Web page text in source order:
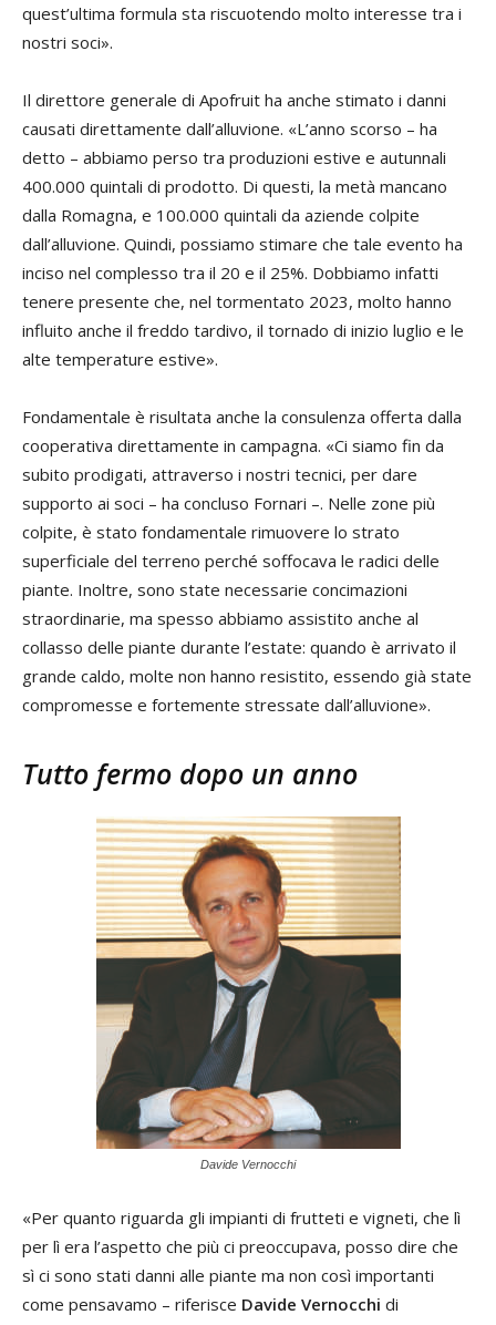
quest’ultima formula sta riscuotendo molto interesse tra i
nostri soci».
Il direttore generale di Apofruit ha anche stimato i danni
causati direttamente dall’alluvione. «L’anno scorso – ha
detto – abbiamo perso tra produzioni estive e autunnali
400.000 quintali di prodotto. Di questi, la metà mancano
dalla Romagna, e 100.000 quintali da aziende colpite
dall’alluvione. Quindi, possiamo stimare che tale evento ha
inciso nel complesso tra il 20 e il 25%. Dobbiamo infatti
tenere presente che, nel tormentato 2023, molto hanno
influito anche il freddo tardivo, il tornado di inizio luglio e le
alte temperature estive».
Fondamentale è risultata anche la consulenza offerta dalla
cooperativa direttamente in campagna. «Ci siamo fin da
subito prodigati, attraverso i nostri tecnici, per dare
supporto ai soci – ha concluso Fornari –. Nelle zone più
colpite, è stato fondamentale rimuovere lo strato
superficiale del terreno perché soffocava le radici delle
piante. Inoltre, sono state necessarie concimazioni
straordinarie, ma spesso abbiamo assistito anche al
collasso delle piante durante l’estate: quando è arrivato il
grande caldo, molte non hanno resistito, essendo già state
compromesse e fortemente stressate dall’alluvione».
Tutto fermo dopo un anno
Davide Vernocchi
«Per quanto riguarda gli impianti di frutteti e vigneti, che lì
per lì era l’aspetto che più ci preoccupava, posso dire che
sì ci sono stati danni alle piante ma non così importanti
come pensavamo – riferisce Davide Vernocchi di